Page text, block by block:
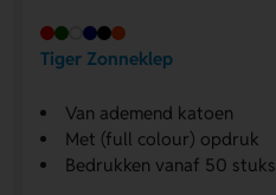
Tiger Zonneklep
Van ademend katoen
Met (full colour) opdruk
Bedrukken vanaf 50 stuks